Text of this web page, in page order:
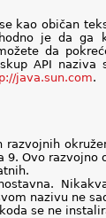
kao običan
je da ga
da
API naziva
java.sun.com.
9. Ovo razvojno
nazivu ne
se ne